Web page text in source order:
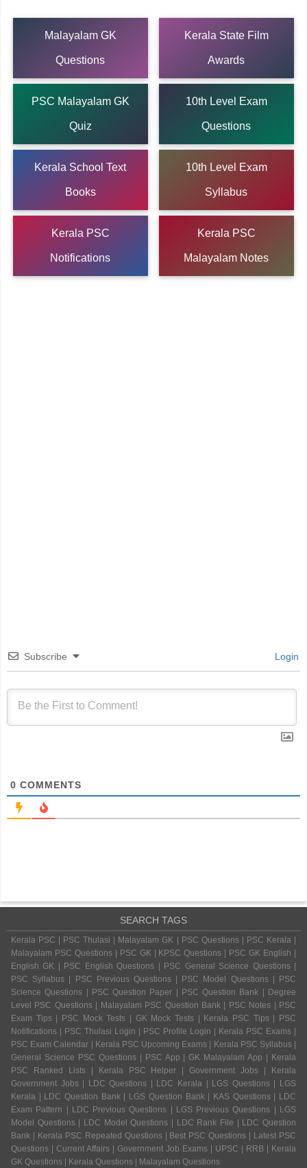
Malayalam GK
Questions
Kerala State Film
Awards
PSC Malayalam GK
Quiz
10th Level Exam
Questions
Kerala School Text
Books
10th Level Exam
Syllabus
Kerala PSC
Notifications
Kerala PSC
Malayalam Notes
Subscribe Login
0 COMMENTS
SEARCH TAGS
Kerala PSC | PSC Thulasi | Malayalam GK | PSC Questions | PSC Kerala |
Malayalam PSC Questions | PSC GK | KPSC Questions | PSC GK English |
English GK | PSC English Questions | PSC General Science Questions |
PSC Syllabus | PSC Previous Questions | PSC Model Questions | PSC
Science Questions | PSC Question Paper | PSC Question Bank | Degree
Level PSC Questions | Malayalam PSC Question Bank | PSC Notes | PSC
Exam Tips | PSC Mock Tests | GK Mock Tests | Kerala PSC Tips | PSC
Notifications | PSC Thulasi Login | PSC Profile Login | Kerala PSC Exams |
PSC Exam Calendar | Kerala PSC Upcoming Exams | Kerala PSC Syllabus |
General Science PSC Questions | PSC App | GK Malayalam App | Kerala
PSC Ranked Lists | Kerala PSC Helper | Government Jobs | Kerala
Government Jobs | LDC Questions | LDC Kerala | LGS Questions | LGS
Kerala | LDC Question Bank | LGS Question Bank | KAS Questions | LDC
Exam Pattern | LDC Previous Questions | LGS Previous Questions | LGS
Model Questions | LDC Model Questions | LDC Rank File | LDC Question
Bank | Kerala PSC Repeated Questions | Best PSC Questions | Latest PSC
Questions | Current Affairs | Government Job Exams | UPSC | RRB | Kerala
GK Questions | Kerala Questions | Malayalam Questions